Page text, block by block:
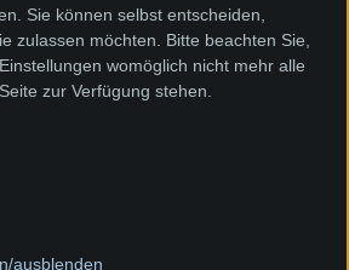
Sie können selbst entscheiden,
zulassen möchten. Bitte beachten Sie,
womöglich nicht mehr alle
zur Verfügung stehen.
ausblenden